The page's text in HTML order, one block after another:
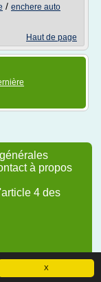
X
/ enchere auto
Haut de page
à propos
4 des